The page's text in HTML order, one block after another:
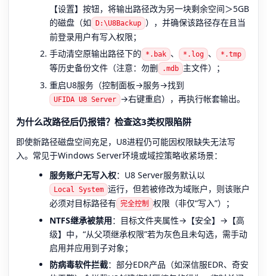
【设置】按钮，将输出路径改为另一块剩余空间＞5GB
的磁盘（如 D:\U8Backup ），并确保该路径存在且当
前登录用户有写入权限；
手动清空原输出路径下的
*.bak 、 *.log 、 *.tmp
等历史备份文件（注意：勿删 .mdb 主文件）；
重启U8服务（控制面板→服务→找到
UFIDA U8 Server →右键重启），再执行帐套输出。
为什么改路径后仍报错？检查这3类权限陷阱
即使新路径磁盘空间充足，U8进程仍可能因权限缺失无法写
入。常见于Windows Server环境或域控策略收紧场景：
服务账户无写入权：U8 Server服务默认以
Local System 运行，但若被修改为域账户，则该账户
必须对目标路径有 完全控制
权限（非仅“写入”）；
NTFS继承被禁用：目标文件夹属性→【安全】→【高
级】中，“从父项继承权限”若为灰色且未勾选，需手动
启用并应用到子对象；
防病毒软件拦截：部分EDR产品（如深信服EDR、奇安